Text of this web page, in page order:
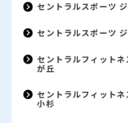
セントラルスポーツ
セントラルスポーツ
セントラルフィット
が丘
セントラルフィット
小杉